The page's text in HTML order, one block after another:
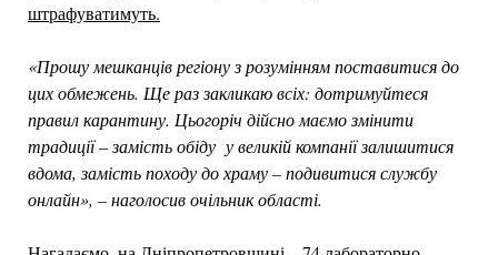
штрафуватимуть.
«Прошу мешканців регіону з розумінням поставитися до
цих обмежень. Ще раз закликаю всіх: дотримуйтеся
правил карантину. Цьогоріч дійсно маємо змінити
традиції – замість обіду у великій компанії залишитися
вдома, замість походу до храму – подивитися службу
онлайн», – наголосив очільник області.